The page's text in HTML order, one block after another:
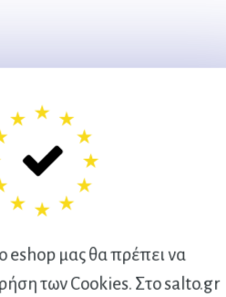
eshop μας θα πρέπει να
των Cookies. Στο salto.gr